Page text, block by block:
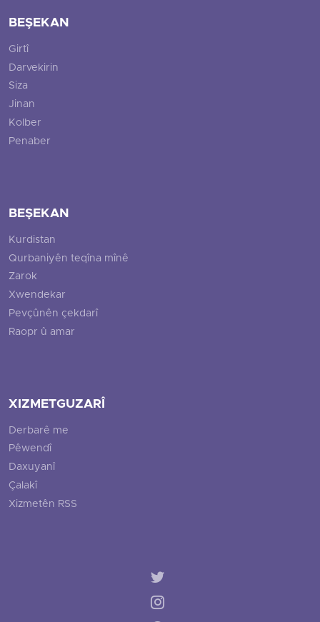
BEŞEKAN
Girtî
Darvekirin
Siza
Jinan
Kolber
Penaber
BEŞEKAN
Kurdistan
Qurbaniyên teqîna mînê
Zarok
Xwendekar
Pevçûnên çekdarî
Raopr û amar
XIZMETGUZARÎ
Derbarê me
Pêwendî
Daxuyanî
Çalakî
Xizmetên RSS